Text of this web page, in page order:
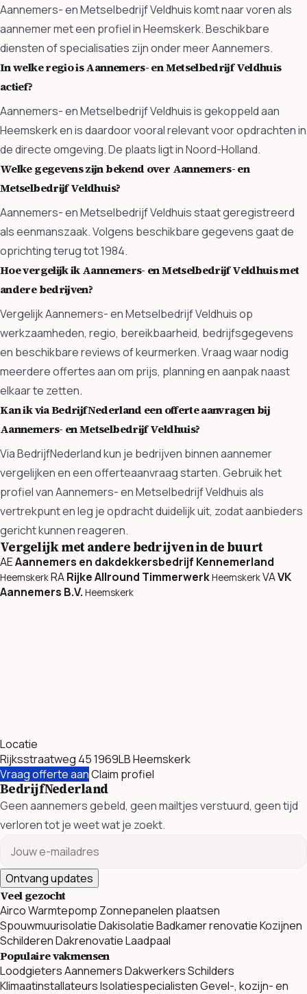
Aannemers- en Metselbedrijf Veldhuis komt naar voren als
aannemer met een profiel in Heemskerk. Beschikbare
diensten of specialisaties zijn onder meer Aannemers.
In welke regio is Aannemers- en Metselbedrijf Veldhuis
actief?
Aannemers- en Metselbedrijf Veldhuis is gekoppeld aan
Heemskerk en is daardoor vooral relevant voor opdrachten in
de directe omgeving. De plaats ligt in Noord-Holland.
Welke gegevens zijn bekend over Aannemers- en
Metselbedrijf Veldhuis?
Aannemers- en Metselbedrijf Veldhuis staat geregistreerd
als eenmanszaak. Volgens beschikbare gegevens gaat de
oprichting terug tot 1984.
Hoe vergelijk ik Aannemers- en Metselbedrijf Veldhuis met
andere bedrijven?
Vergelijk Aannemers- en Metselbedrijf Veldhuis op
werkzaamheden, regio, bereikbaarheid, bedrijfsgegevens
en beschikbare reviews of keurmerken. Vraag waar nodig
meerdere offertes aan om prijs, planning en aanpak naast
elkaar te zetten.
Kan ik via BedrijfNederland een offerte aanvragen bij
Aannemers- en Metselbedrijf Veldhuis?
Via BedrijfNederland kun je bedrijven binnen aannemer
vergelijken en een offerteaanvraag starten. Gebruik het
profiel van Aannemers- en Metselbedrijf Veldhuis als
vertrekpunt en leg je opdracht duidelijk uit, zodat aanbieders
gericht kunnen reageren.
Vergelijk met andere bedrijven in de buurt
AEAannemers en dakdekkersbedrijf Kennemerland
HeemskerkRARijke Allround TimmerwerkHeemskerkVAVK
Aannemers B.V. Heemskerk
Locatie
Rijksstraatweg 45 1969LB Heemskerk
Vraag offerte aanClaim profiel
BedrijfNederland
Geen aannemers gebeld, geen mailtjes verstuurd, geen tijd
verloren tot je weet wat je zoekt.
Ontvang updates
Veel gezocht
AircoWarmtepomp Zonnepanelen plaatsen
SpouwmuurisolatieDakisolatieBadkamer renovatieKozijnen
SchilderenDakrenovatieLaadpaal
Populaire vakmensen
LoodgietersAannemersDakwerkersSchilders
KlimaatinstallateursIsolatiespecialistenGevel-, kozijn- en